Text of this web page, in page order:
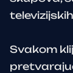
Svakom